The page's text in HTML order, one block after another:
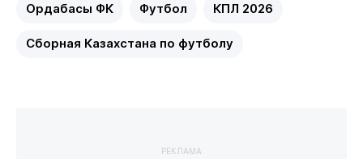
Ордабасы ФК Футбол КПЛ 2026
Сборная Казахстана по футболу
РЕКЛАМА